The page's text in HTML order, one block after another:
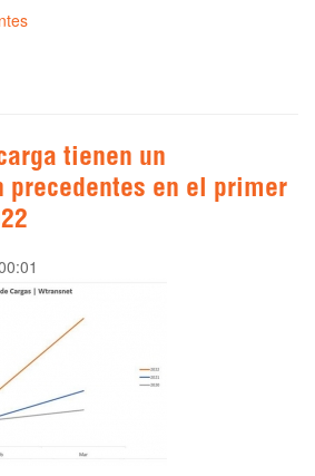
tienen un
precedentes en el primer